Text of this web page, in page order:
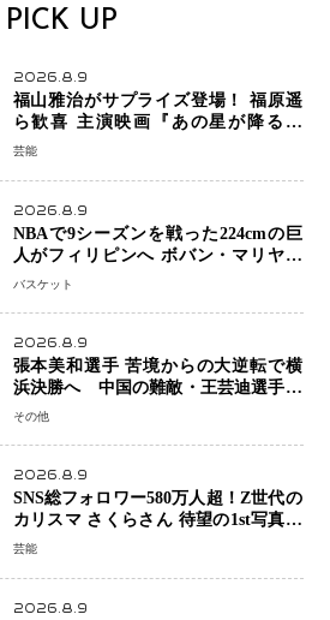
PICK UP
2026.8.9
福山雅治がサプライズ登場！ 福原遥
ら歓喜 主演映画『あの星が降る丘
で、君とまた出会いたい。』舞台あい
芸能
2026.8.9
NBAで9シーズンを戦った224cmの巨
人がフィリピンへ ボバン・マリヤノ
ビッチ ジョーンズカップで新たな挑
バスケット
2026.8.9
張本美和選手 苦境からの大逆転で横
浜決勝へ 中国の難敵・王芸迪選手を
撃破「ここからまた行くぞ」兄・智和
その他
2026.8.9
SNS総フォロワー580万人超！Z世代の
カリスマ さくらさん 待望の1st写真集
が11月5日発売決定 沖縄で“今しか残
芸能
2026.8.9